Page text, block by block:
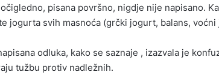
pisana površno, nigdje nije napisano.
jogurta svih masnoća (grčki jogurt, balans, voćni
odluka, kako se saznaje , izazvala je
tužbu protiv nadležnih.